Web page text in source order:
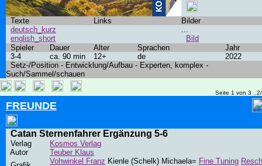
Texte Links
Bilder
deutsch_kurz
english_short
...
Bild
Spieler
Dauer Alter Sprachen
Jahr
3-4
ca. 90 min 12+ de
2022
Setz-/Position - Entwicklung/Aufbau - Experten, komplex -
Such/Sammel/schauen
Seite 1 von 3
FREUNDE
Catan Sternenfahrer Ergänzung 5-6
Verlag
Kosmos Verlag
Autor
Teuber Klaus
Vohwinkel Franz Kienle (Schelk) Michaela= Fine Tuning Resch